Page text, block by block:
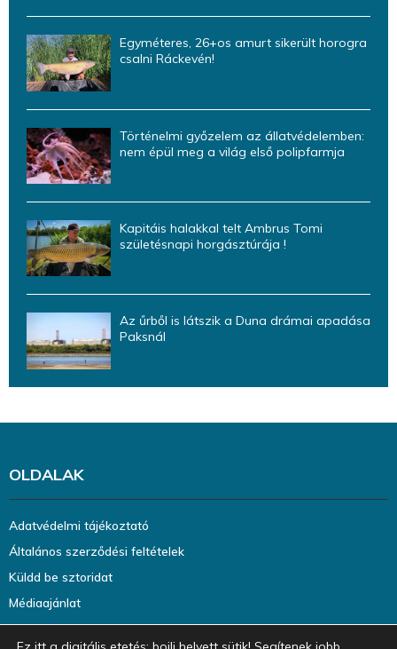
Egyméteres, 26+os amurt sikerült horogra
csalni Ráckevén!
Történelmi győzelem az állatvédelemben:
nem épül meg a világ első polipfarmja
Kapitáis halakkal telt Ambrus Tomi
születésnapi horgásztúrája !
Az űrből is látszik a Duna drámai apadása
Paksnál
OLDALAK
Adatvédelmi tájékoztató
Általános szerződési feltételek
Küldd be sztoridat
Médiaajánlat